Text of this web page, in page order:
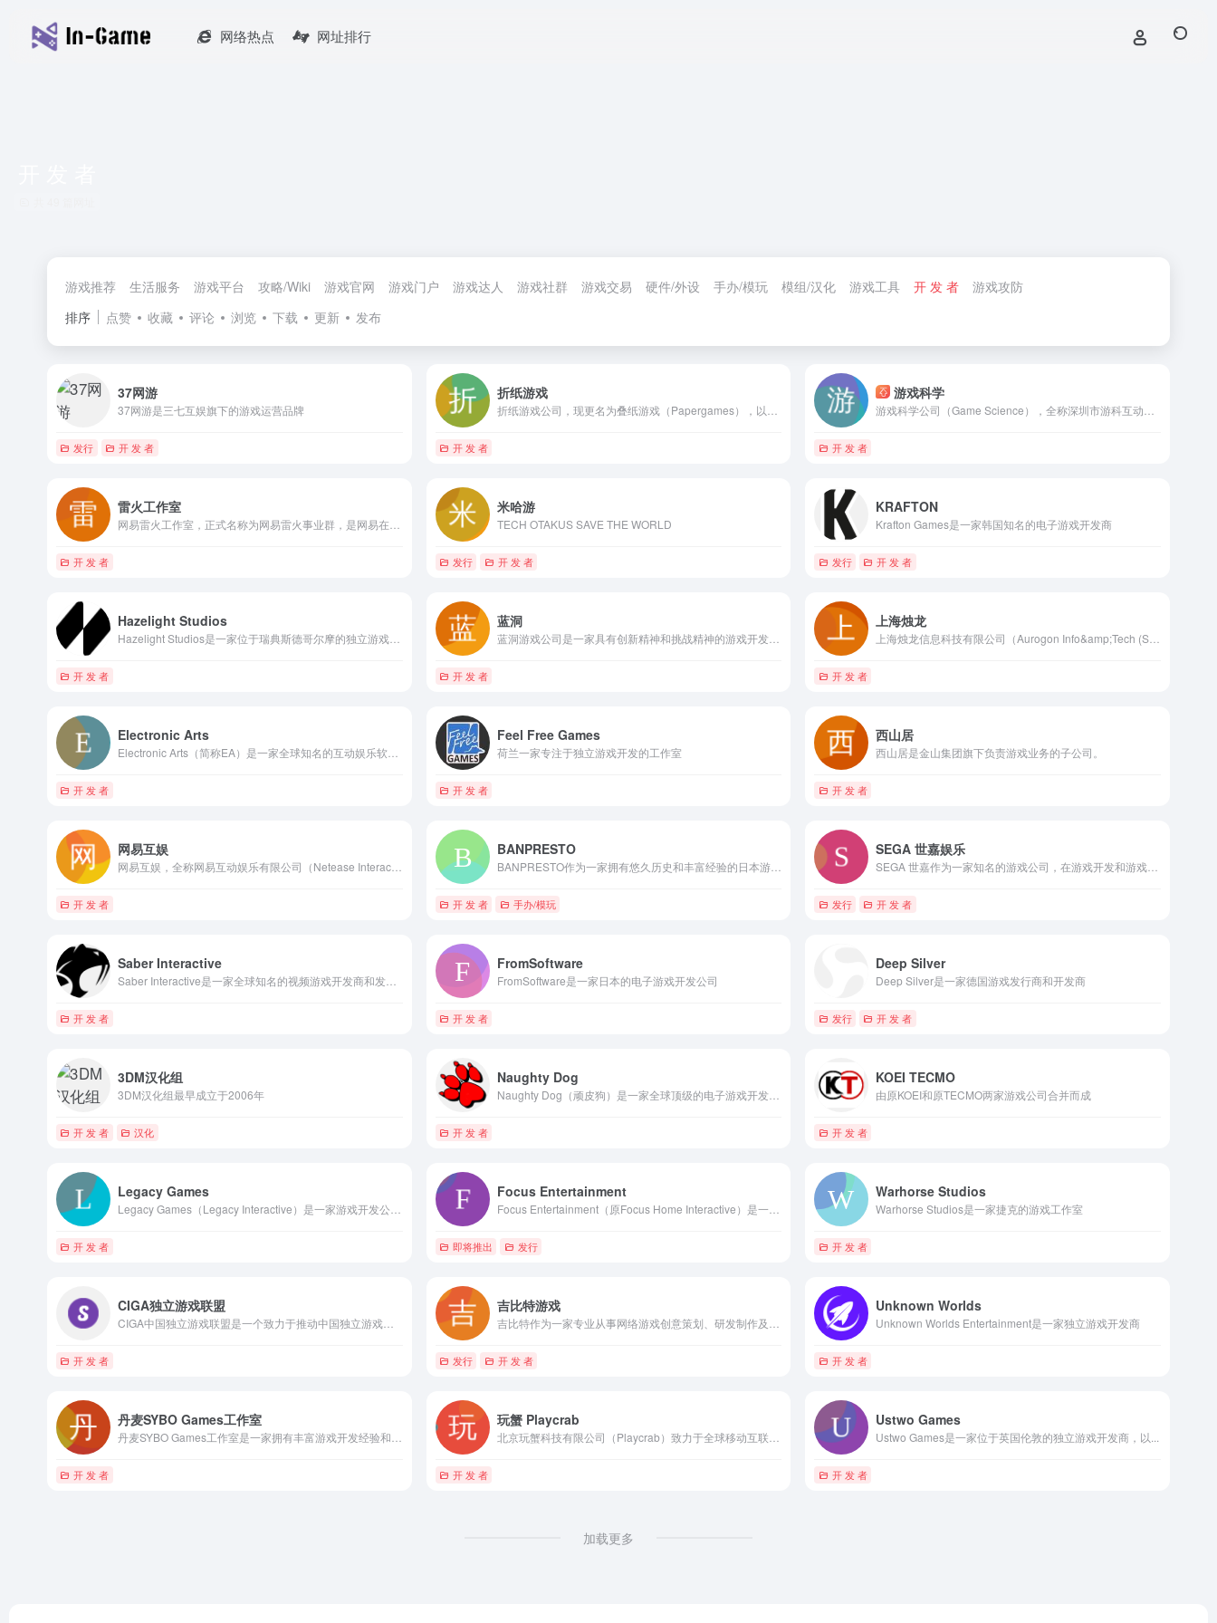
网络热点 网址排行
游戏推荐 生活服务 游戏平台 攻略/Wiki 游戏官网 游戏门户 游戏达人 游戏社群 游戏交易 硬件/外设 手办/模玩 模组/汉化 游戏工具 开 发 者
游戏攻防
排序
点赞 收藏 评论 浏览 下载 更新 发布
37网游
37网游是三七互娱旗下的游戏运营品牌
发行 开 发 者
折纸游戏
开 发 者
游戏科学
开 发 者
雷火工作室
开 发 者
米哈游
TECH OTAKUS SAVE THE WORLD
发行 开 发 者
KRAFTON
Krafton Games是一家韩国知名的电子游戏开发商
发行 开 发 者
Hazelight Studios
开 发 者
蓝洞
蓝洞游戏公司是一家具有创新精神和挑战精神的游戏开发公司，其代表作品《绝地求生》等作品深受玩家喜爱。
开 发 者
上海烛龙
开 发 者
Electronic Arts
开 发 者
Feel Free Games
荷兰一家专注于独立游戏开发的工作室
开 发 者
西山居
西山居是金山集团旗下负责游戏业务的子公司。
开 发 者
网易互娱
开 发 者
BANPRESTO
BANPRESTO作为一家拥有悠久历史和丰富经验的日本游戏娱乐公司，在游戏开发和动漫周边产品制作方面取得了显著成就。
开 发 者 手办/模玩
SEGA 世嘉娱乐
发行 开 发 者
Saber Interactive
开 发 者
FromSoftware
FromSoftware是一家日本的电子游戏开发公司
开 发 者
Deep Silver
Deep Silver是一家德国游戏发行商和开发商
发行 开 发 者
3DM汉化组
3DM汉化组最早成立于2006年
开 发 者 汉化
Naughty Dog
Naughty Dog（顽皮狗）是一家全球顶级的电子游戏开发工作室
开 发 者
KOEI TECMO
由原KOEI和原TECMO两家游戏公司合并而成
开 发 者
Legacy Games
开 发 者
Focus Entertainment
Focus Entertainment（原Focus Home Interactive）是一家法国视频游戏开发商和发行商
即将推出 发行
Warhorse Studios
Warhorse Studios是一家捷克的游戏工作室
开 发 者
CIGA独立游戏联盟
开 发 者
吉比特游戏
发行 开 发 者
Unknown Worlds
Unknown Worlds Entertainment是一家独立游戏开发商
开 发 者
丹麦SYBO Games工作室
开 发 者
玩蟹 Playcrab
开 发 者
Ustwo Games
Ustwo Games是一家位于英国伦敦的独立游戏开发商，以...
开 发 者
加载更多